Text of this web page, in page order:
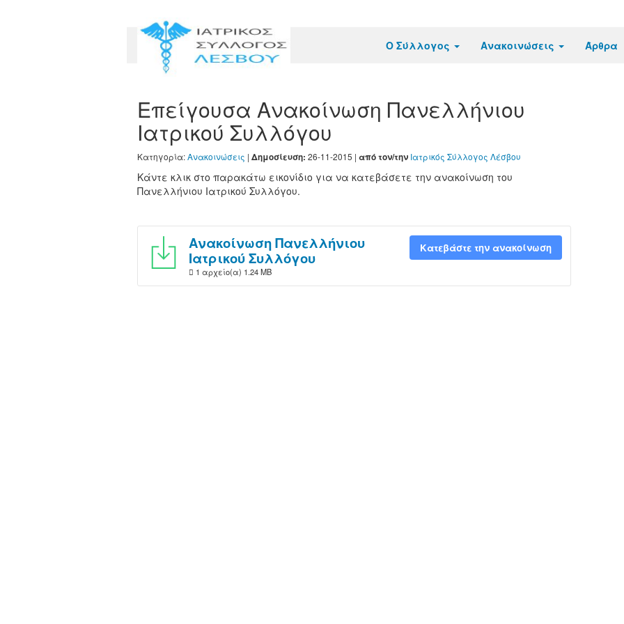
Ο Σύλλογος Ανακοινώσεις Άρθρα
Επείγουσα Ανακοίνωση Πανελλήνιου
Ιατρικού Συλλόγου
Κατηγορία:Ανακοινώσεις | Δημοσίευση: 26-11-2015 | από τον/την Ιατρικός Σύλλογος Λέσβου
Κάντε κλικ στο παρακάτω εικονίδιο για να κατεβάσετε την ανακοίνωση του
Πανελλήνιου Ιατρικού Συλλόγου.
Ανακοίνωση Πανελλήνιου
Ιατρικού Συλλόγου
1 αρχείο(α) 1.24 MB
Κατεβάστε την ανακοίνωση